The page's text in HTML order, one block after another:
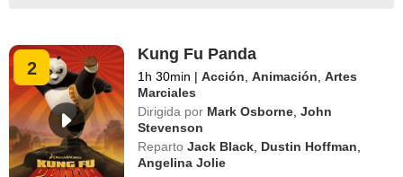
2
Kung Fu Panda
1h 30min | Acción ,Animación ,Artes
Marciales
Dirigida por Mark Osborne ,John
Stevenson
Reparto Jack Black Dustin Hoffman
Angelina Jolie